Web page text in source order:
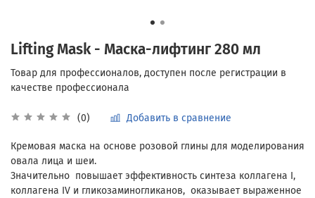
Lifting Mask - Маска-лифтинг 280 мл
(0) Добавить в сравнение
Кремовая маска на основе розовой глины для моделирования
овала лица и шеи.
Значительно повышает эффективность синтеза коллагена I,
коллагена IV и гликозаминогликанов, оказывает выраженное